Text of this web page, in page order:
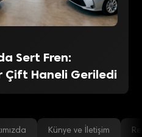
Sert Fren:
Çift Haneli Geriledi
Künye ve İletişim